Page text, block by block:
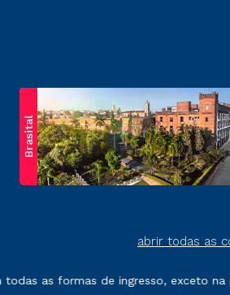
Brasital
abrir todas as
as formas de ingresso, exceto